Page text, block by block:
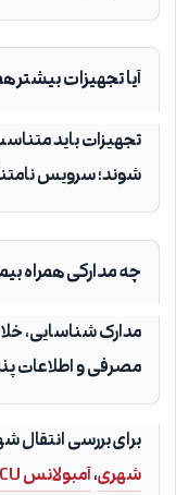
آیا تجهیزات
تجهیزات باید
شوند؛ سرویس
چه مدارکی همراه
مدارک شناسایی،
مصرفی و اطلاعات
برای بررسی انتقال
شهری،آمبولانس ICU/CCU